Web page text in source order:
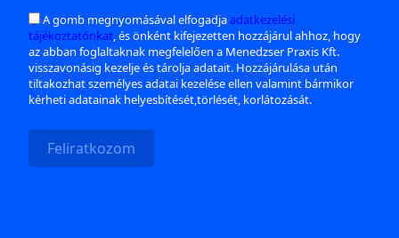
A gomb megnyomásával elfogadjaadatkezelési
tájékoztatónkat, és önként kifejezetten hozzájárul ahhoz, hogy
az abban foglaltaknak megfelelően a Menedzser Praxis Kft.
visszavonásig kezelje és tárolja adatait. Hozzájárulása után
tiltakozhat személyes adatai kezelése ellen valamint bármikor
kérheti adatainak helyesbítését,törlését, korlátozását.
Feliratkozom